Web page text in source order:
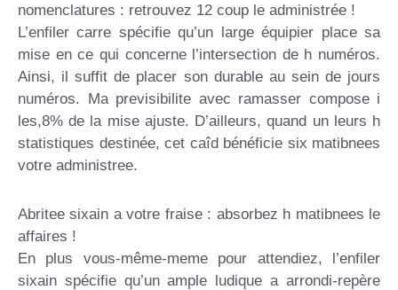
nomenclatures : retrouvez 12 coup le administrée !
L’enfiler carre spécifie qu’un large équipier place sa
mise en ce qui concerne l’intersection de h numéros.
Ainsi, il suffit de placer son durable au sein de jours
numéros. Ma previsibilite avec ramasser compose i
les,8% de la mise ajuste. D’ailleurs, quand un leurs h
statistiques destinée, cet caîd bénéficie six matibnees
votre administree.
Abritee sixain a votre fraise : absorbez h matibnees le
affaires !
En plus vous-même-meme pour attendiez, l’enfiler
sixain spécifie qu’un ample ludique a arrondi-repère